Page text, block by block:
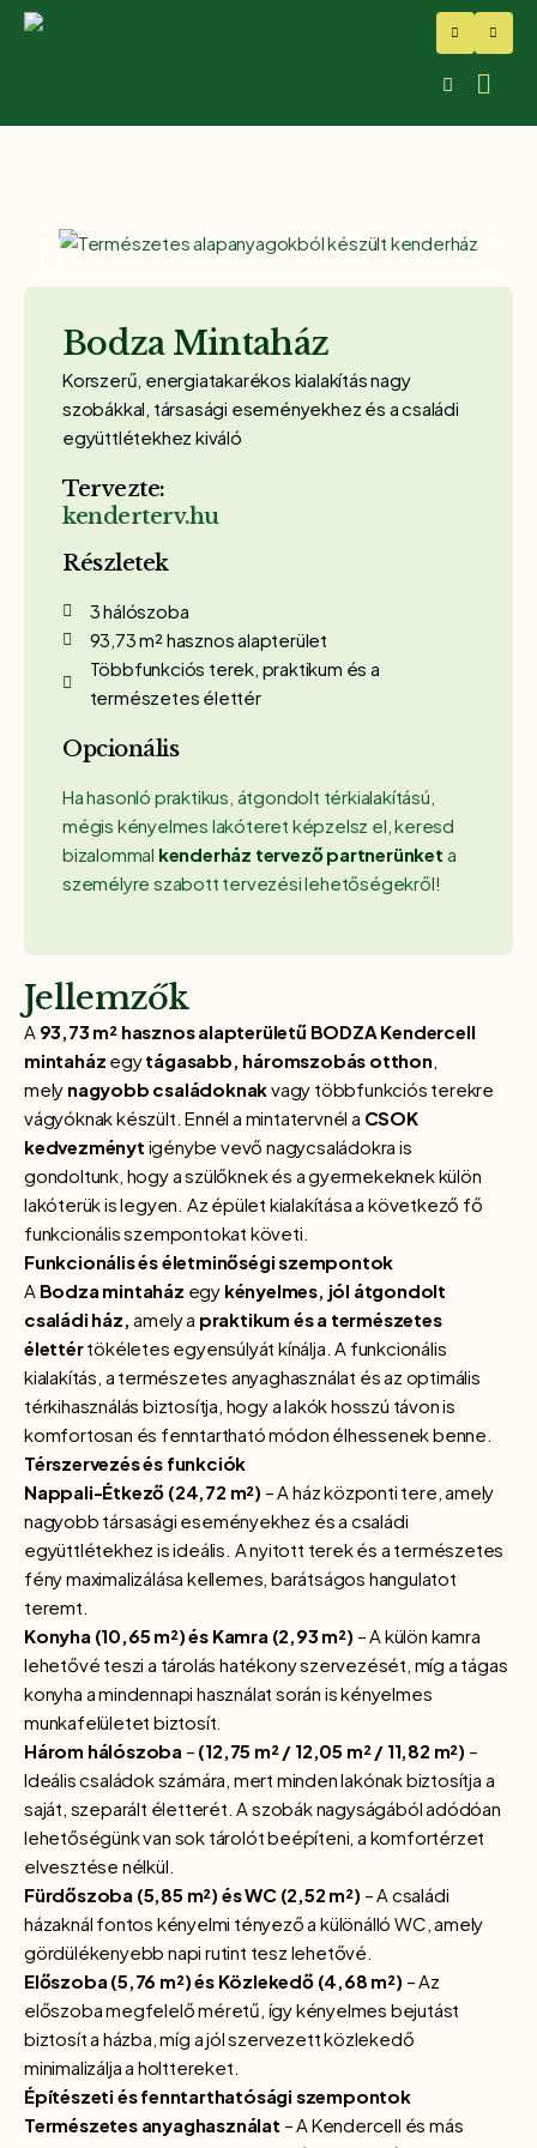
Bodza Mintaház
Korszerű, energiatakarékos kialakítás nagy
szobákkal, társasági eseményekhez és a családi
együttlétekhez kiváló
Tervezte:
kenderterv.hu
Részletek
3 hálószoba
93,73 m² hasznos alapterület
Többfunkciós terek, praktikum és a
természetes élettér
Opcionális
Ha hasonló praktikus, átgondolt térkialakítású,
mégis kényelmes lakóteret képzelsz el, keresd
bizalommal kenderház tervező partnerünket a
személyre szabott tervezési lehetőségekről!
Jellemzők
A 93,73 m² hasznos alapterületű BODZA Kendercell
mintaház egytágasabb, háromszobás otthon,
mely nagyobb családoknakvagy többfunkciós terekre
vágyóknak készült. Ennél a mintatervnél a CSOK
kedvezményt igénybe vevő nagycsaládokra is
gondoltunk, hogy a szülőknek és a gyermekeknek külön
lakóterük is legyen. Az épület kialakítása a következő fő
funkcionális szempontokat követi.
Funkcionális és életminőségi szempontok
A Bodza mintaház egy kényelmes, jól átgondolt
családi ház,amely a praktikum és a természetes
élettértökéletes egyensúlyát kínálja. A funkcionális
kialakítás, a természetes anyaghasználat és az optimális
térkihasználás biztosítja, hogy a lakók hosszú távon is
komfortosan és fenntartható módon élhessenek benne.
Térszervezés és funkciók
Nappali-Étkező (24,72 m²) – A ház központi tere, amely
nagyobb társasági eseményekhez és a családi
együttlétekhez is ideális. A nyitott terek és a természetes
fény maximalizálása kellemes, barátságos hangulatot
teremt.
Konyha (10,65 m²) és Kamra (2,93 m²) – A külön kamra
lehetővé teszi a tárolás hatékony szervezését, míg a tágas
konyha a mindennapi használat során is kényelmes
munkafelületet biztosít.
Három hálószoba – (12,75 m² / 12,05 m² / 11,82 m²) –
Ideális családok számára, mert minden lakónak biztosítja a
saját, szeparált életterét. A szobák nagyságából adódóan
lehetőségünk van sok tárolót beépíteni, a komfortérzet
elvesztése nélkül.
Fürdőszoba (5,85 m²) és WC (2,52 m²) – A családi
házaknál fontos kényelmi tényező a különálló WC, amely
gördülékenyebb napi rutint tesz lehetővé.
Előszoba (5,76 m²) és Közlekedő (4,68 m²) – Az
előszoba megfelelő méretű, így kényelmes bejutást
biztosít a házba, míg a jól szervezett közlekedő
minimalizálja a holttereket.
Építészeti és fenntarthatósági szempontok
Természetes anyaghasználat – A Kendercell és más